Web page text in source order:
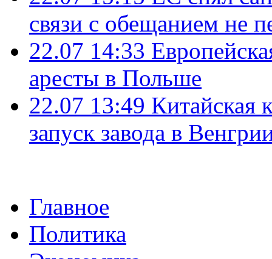
связи с обещанием не
22.07 14:33
аресты в Польше
22.07 13:49 Китайская
запуск завода в
Главное
Политика